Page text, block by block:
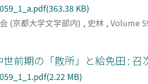
KB)
(京都大学文学部内) , 史林 , Volume
世前期の「散所」と給免田 :
MB)